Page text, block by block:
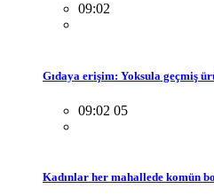
09:02
Gıdaya erişim: Yoksula geçmiş
09:02 05
Kadınlar her mahallede komün